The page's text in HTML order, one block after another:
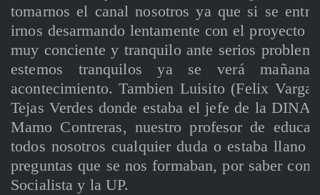
tomarnos el canal nosotros ya que si se
irnos desarmando lentamente con el proyecto
muy conciente y tranquilo ante serios
estemos tranquilos ya se verá
acontecimiento. Tambien Luisito (Felix
Tejas Verdes donde estaba el jefe de la
Mamo Contreras, nuestro profesor de
todos nosotros cualquier duda o estaba llano
preguntas que se nos formaban, por saber
Socialista y la UP.